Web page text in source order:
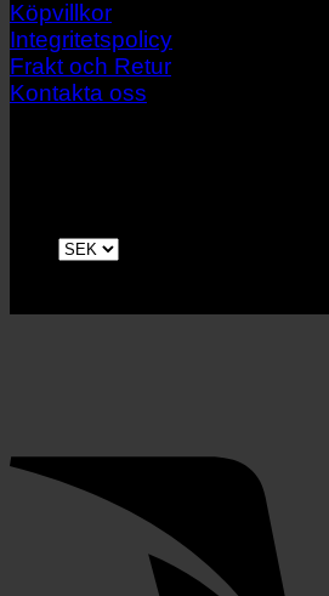
Köpvillkor
Integritetspolicy
Frakt och Retur
Kontakta oss